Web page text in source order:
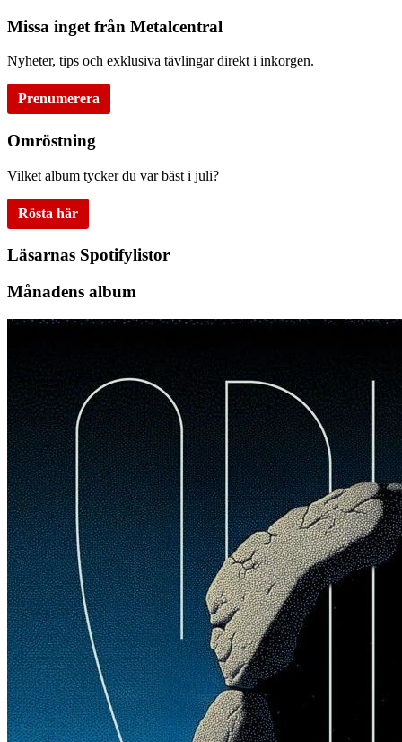
Missa inget från Metalcentral
Nyheter, tips och exklusiva tävlingar direkt i inkorgen.
Prenumerera
Omröstning
Vilket album tycker du var bäst i juli?
Rösta här
Läsarnas Spotifylistor
Månadens album